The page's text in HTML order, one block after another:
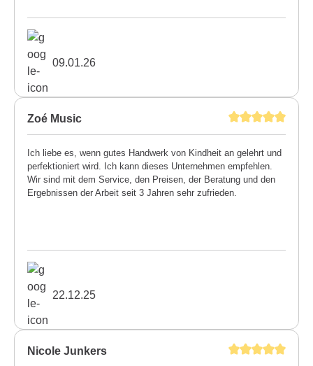
09.01.26
Zoé Music
Ich liebe es, wenn gutes Handwerk von Kindheit an gelehrt und
perfektioniert wird. Ich kann dieses Unternehmen empfehlen.
Wir sind mit dem Service, den Preisen, der Beratung und den
Ergebnissen der Arbeit seit 3 Jahren sehr zufrieden.
22.12.25
Nicole Junkers